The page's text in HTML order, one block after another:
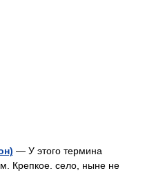
— У этого термина
Крепкое. село, ныне не